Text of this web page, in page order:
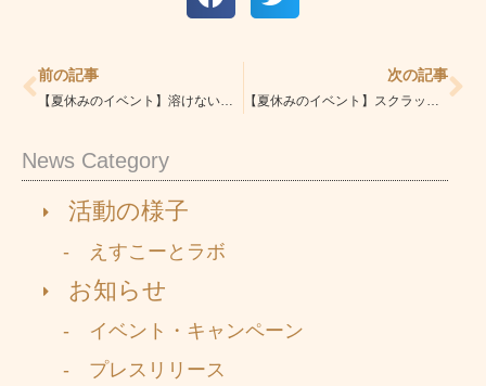
News Category
活動の様子
- えすこーとラボ
お知らせ
- イベント・キャンペーン
- プレスリリース
前の記事
【夏休みのイベント】溶けないアイスクリームを作りました！
次の記事
【夏休みのイベント】スクラッチカードを作りました！